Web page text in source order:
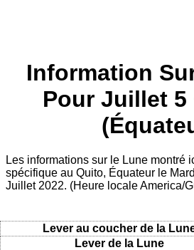
Information
Pour Juillet 5
Les informations sur le Lune montré
spécifique au Quito, Équateur le
Juillet 2022. (Heure locale America/
Lever au coucher de la
Lever de la Lune